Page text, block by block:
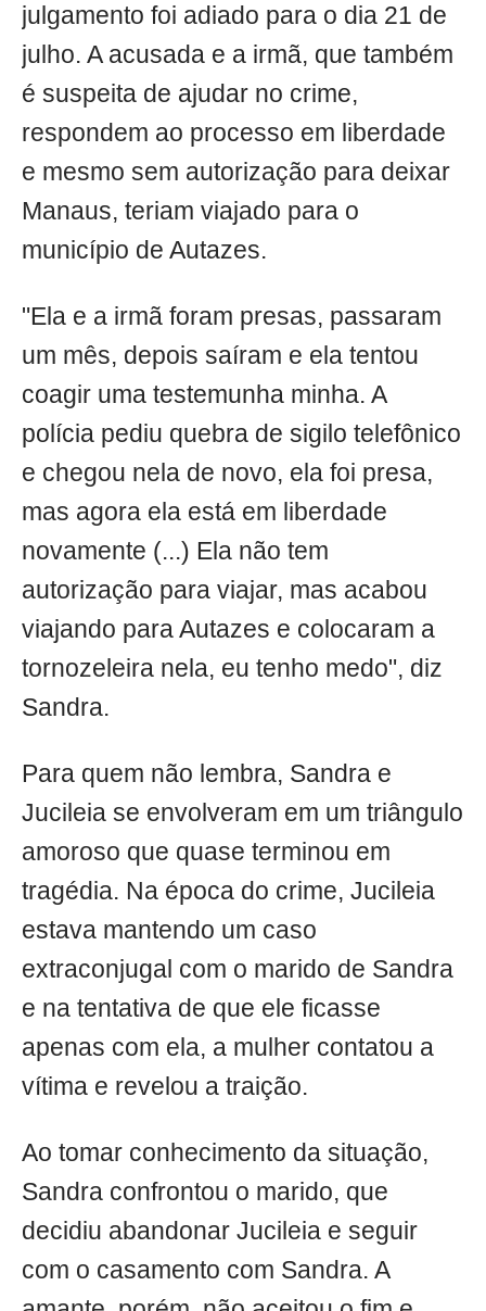
julgamento foi adiado para o dia 21 de
julho. A acusada e a irmã, que também
é suspeita de ajudar no crime,
respondem ao processo em liberdade
e mesmo sem autorização para deixar
Manaus, teriam viajado para o
município de Autazes.
"Ela e a irmã foram presas, passaram
um mês, depois saíram e ela tentou
coagir uma testemunha minha. A
polícia pediu quebra de sigilo telefônico
e chegou nela de novo, ela foi presa,
mas agora ela está em liberdade
novamente (...) Ela não tem
autorização para viajar, mas acabou
viajando para Autazes e colocaram a
tornozeleira nela, eu tenho medo", diz
Sandra.
Para quem não lembra, Sandra e
Jucileia se envolveram em um triângulo
amoroso que quase terminou em
tragédia. Na época do crime, Jucileia
estava mantendo um caso
extraconjugal com o marido de Sandra
e na tentativa de que ele ficasse
apenas com ela, a mulher contatou a
vítima e revelou a traição.
Ao tomar conhecimento da situação,
Sandra confrontou o marido, que
decidiu abandonar Jucileia e seguir
com o casamento com Sandra. A